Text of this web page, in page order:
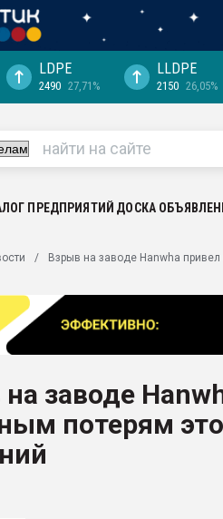
с.-в.
довольна
рынке
ПЭТ
для
цвет
LDPE
2490 27,71%
LLDPE
2150 26,05%
ПРЕДПРИЯТИЙ ДОСКА
Взрыв на заводе Hanwha
заводе
потерям